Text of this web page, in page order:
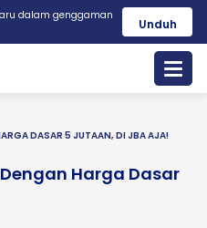
dalam genggaman
Unduh
DASAR 5 JUTAAN, DI JBA AJA!
Harga Dasar